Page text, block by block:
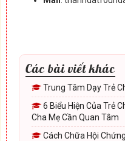
Các bài viết khác
Trung Tâm Dạy Trẻ
6 Biểu Hiện Của Trẻ
Cha Mẹ Cần Quan Tâm
Cách Chữa Hội